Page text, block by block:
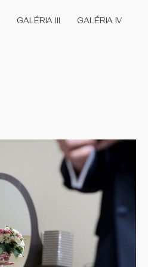
GALÉRIA III GALÉRIA IV